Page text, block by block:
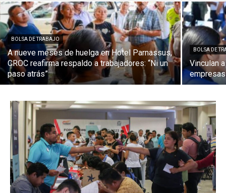
BOLSA DE TRABAJO
A nueve meses de huelga en Hotel Parnassus,
CROC reafirma respaldo a trabajadores: “Ni un
paso atrás”
BOLSA DE
Vinculan
empresas